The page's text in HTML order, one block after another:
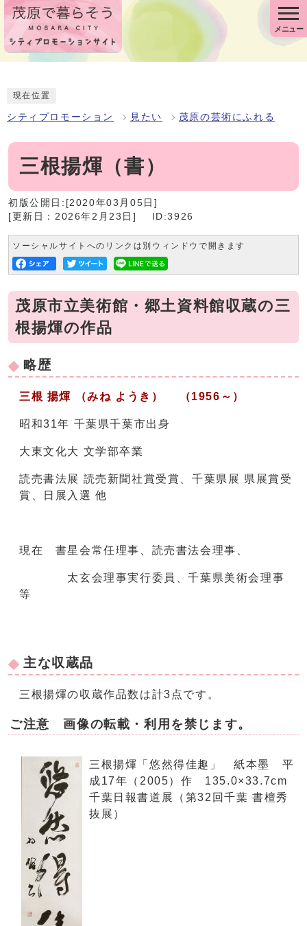
メニュー
現在位置
シティプロモーション 見たい 茂原の芸術にふれる
三根揚煇（書）
初版公開日:[2020年03月05日]
[更新日：2026年2月23日]
ID:3926
ソーシャルサイトへのリンクは別ウィンドウで開きます
茂原市立美術館・郷土資料館収蔵の三
根揚煇の作品
略歴
三根 揚煇 （みね ようき） （1956～）
昭和31年 千葉県千葉市出身
大東文化大 文学部卒業
読売書法展 読売新聞社賞受賞、千葉県展 県展賞受
賞、日展入選 他
現在 書星会常任理事、読売書法会理事、
太玄会理事実行委員、千葉県美術会理事
等
主な収蔵品
三根揚煇の収蔵作品数は計3点です。
ご注意 画像の転載・利用を禁じます。
三根揚煇「悠然得佳趣」 紙本墨 平
成17年（2005）作 135.0×33.7cm
千葉日報書道展（第32回千葉 書檀秀
抜展）